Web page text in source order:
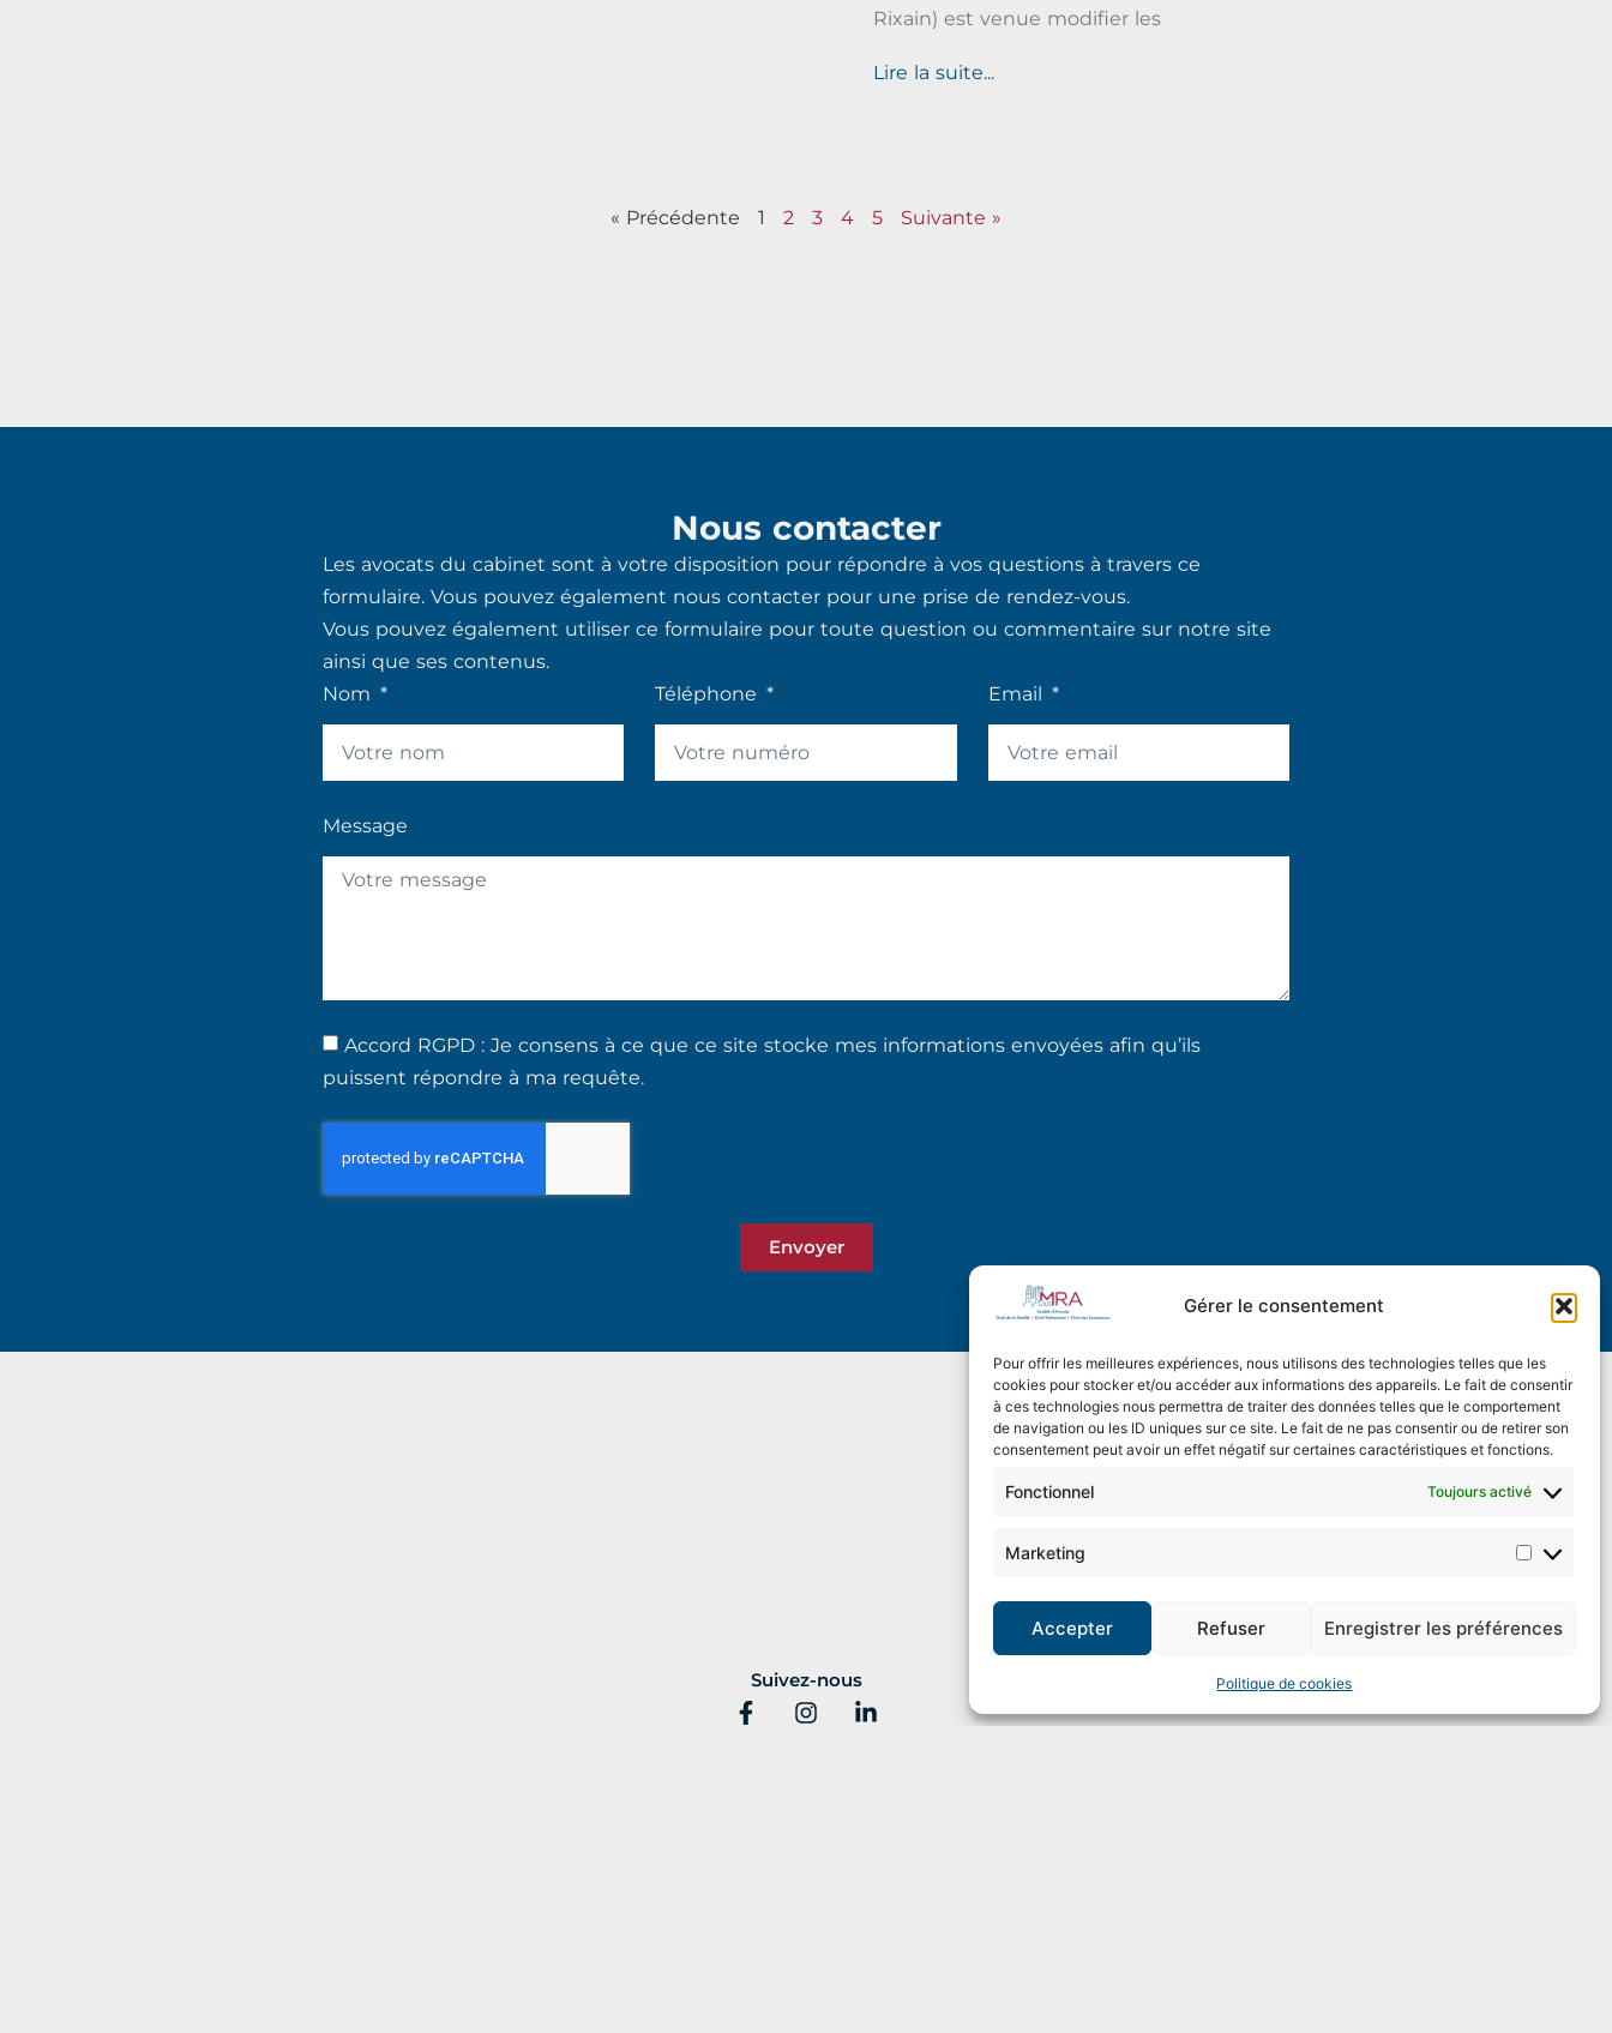
Gérer le consentement
Pour offrir les meilleures expériences, nous utilisons des technologies telles que les
cookies pour stocker et/ou accéder aux informations des appareils. Le fait de consentir
à ces technologies nous permettra de traiter des données telles que le comportement
de navigation ou les ID uniques sur ce site. Le fait de ne pas consentir ou de retirer son
consentement peut avoir un effet négatif sur certaines caractéristiques et fonctions.
Fonctionnel Toujours activé
Marketing
Accepter Refuser Enregistrer les préférences
Politique de cookies
Rixain) est venue modifier les
Lire la suite...
« Précédente 1 2 3 4 5 Suivante »
Nous contacter
Les avocats du cabinet sont à votre disposition pour répondre à vos questions à travers ce
formulaire. Vous pouvez également nous contacter pour une prise de rendez-vous.
Vous pouvez également utiliser ce formulaire pour toute question ou commentaire sur notre site
ainsi que ses contenus.
Nom
Téléphone Email
Message
Accord RGPD : Je consens à ce que ce site stocke mes informations envoyées afin qu’ils
puissent répondre à ma requête.
Envoyer
Suivez-nous